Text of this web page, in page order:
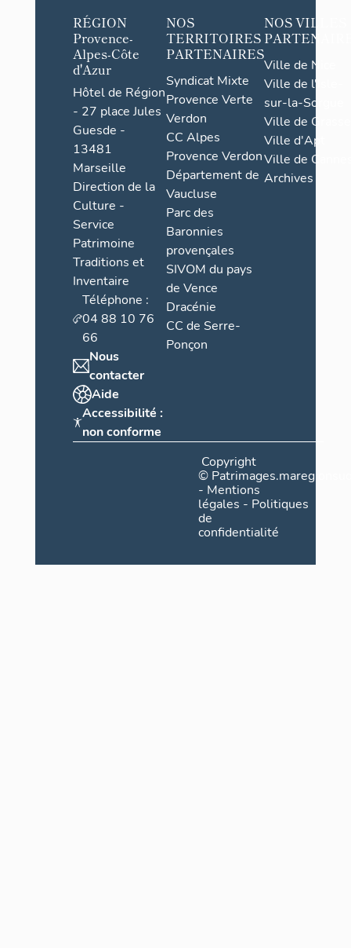
RÉGION
Provence-
Alpes-Côte
d'Azur
Hôtel de Région
- 27 place Jules
Guesde -
13481
Marseille
Direction de la
Culture -
Service
Patrimoine
Traditions et
Inventaire
Téléphone :
04 88 10 76
66
Nous
contacter
Aide
Accessibilité :
non conforme
NOS
TERRITOIRES
PARTENAIRES
Syndicat Mixte
Provence Verte
Verdon
CC Alpes
Provence Verdon
Département de
Vaucluse
Parc des
Baronnies
provençales
SIVOM du pays
de Vence
Dracénie
CC de Serre-
Ponçon
NOS VILLES
Ville de Nice
Ville de l'Isle-
sur-la-Sorgue
Ville de Grasse
Ville d'Apt
Ville de
Archives
Copyright
©
- Mentions
légales - Politiques
de
confidentialité